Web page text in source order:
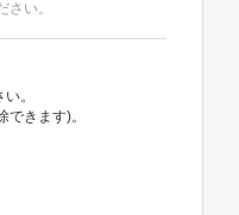
い。
。
きます)。